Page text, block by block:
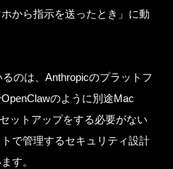
から指示を送ったとき」に動
のは、Anthropicのプラットフ
のように別途Mac
ットアップをする必要がない
で管理するセキュリティ設計
す。